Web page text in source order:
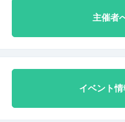
主催者
イベント